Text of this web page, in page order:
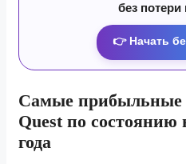
без потери
👉 Начать
Самые прибыльные
Quest по состоянию
года